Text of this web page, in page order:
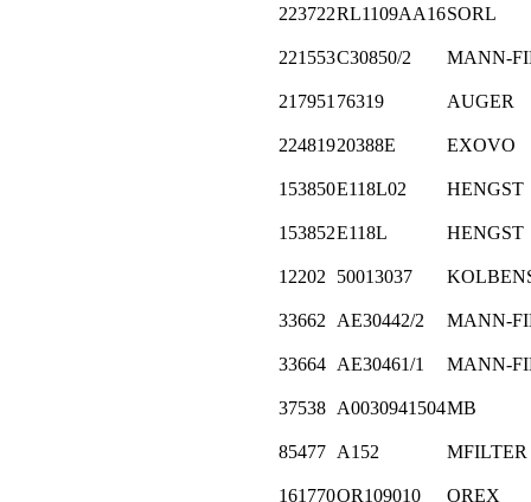
223722RL1109AA16SORL
221553C30850/2 MANN-
217951 76319 AUGER
22481920388E EXOVO
153850E118L02 HENGST
153852E118L HENGST
12202 50013037
33662 AE30442/2 MANN-
33664 AE30461/1 MANN-
37538 A0030941504MB
85477 A152 MFILTER
161770OR109010 OREX